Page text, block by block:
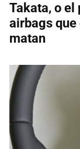
Takata, o
airbags que
matan